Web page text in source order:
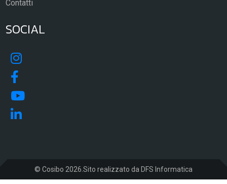
Contatti
SOCIAL
© Cosibo 2026.Sito realizzato da DFS Informatica